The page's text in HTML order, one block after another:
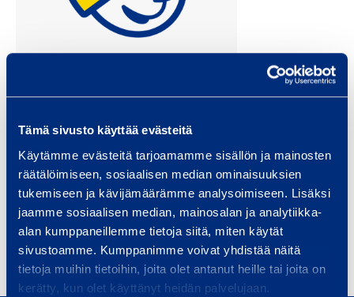
Tämä sivusto käyttää evästeitä
Käytämme evästeitä tarjoamamme sisällön ja mainosten
räätälöimiseen, sosiaalisen median ominaisuuksien
tukemiseen ja kävijämäärämme analysoimiseen. Lisäksi
jaamme sosiaalisen median, mainosalan ja analytiikka-
alan kumppaneillemme tietoja siitä, miten käytät
sivustoamme. Kumppanimme voivat yhdistää näitä
tietoja muihin tietoihin, joita olet antanut heille tai joita on
kerätty, kun olet käyttänyt heidän palvelujaan.
Aleksi Kivistö
ekonomichef
aleksi.kivisto@ramirent.fi